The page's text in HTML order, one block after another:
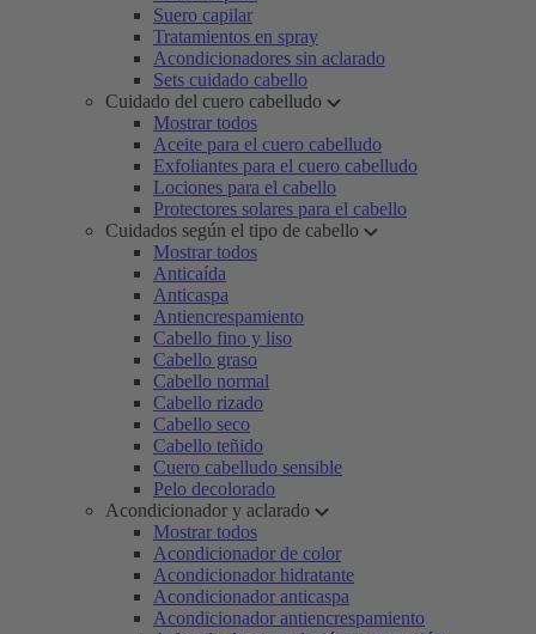
Suero capilar
Tratamientos en spray
Acondicionadores sin aclarado
Sets cuidado cabello
Cuidado del cuero cabelludo
Mostrar todos
Aceite para el cuero cabelludo
Exfoliantes para el cuero cabelludo
Lociones para el cabello
Protectores solares para el cabello
Cuidados según el tipo de cabello
Mostrar todos
Anticaída
Anticaspa
Antiencrespamiento
Cabello fino y liso
Cabello graso
Cabello normal
Cabello rizado
Cabello seco
Cabello teñido
Cuero cabelludo sensible
Pelo decolorado
Acondicionador y aclarado
Mostrar todos
Acondicionador de color
Acondicionador hidratante
Acondicionador anticaspa
Acondicionador antiencrespamiento